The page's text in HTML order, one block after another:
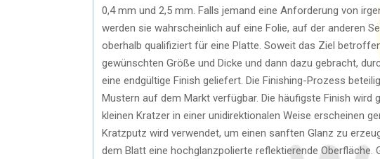
0,4 mm und 2,5 mm. Falls jemand eine Anforderung von
werden sie wahrscheinlich auf eine Folie, auf der anderen
oberhalb qualifiziert für eine Platte. Soweit das Ziel
gewünschten Größe und Dicke und dann dazu gebracht,
eine endgültige Finish geliefert. Die Finishing-Prozess
Mustern auf dem Markt verfügbar. Die häufigste Finish
kleinen Kratzer in einer unidirektionalen Weise erscheinen
Kratzputz wird verwendet, um einen sanften Glanz zu
dem Blatt eine hochglanzpolierte reflektierende